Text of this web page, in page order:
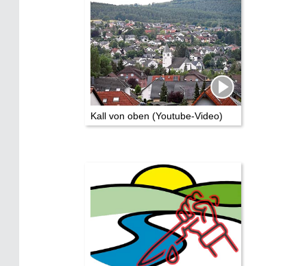
Impressum
Datenschutz
Kall von oben (Youtube-Video)